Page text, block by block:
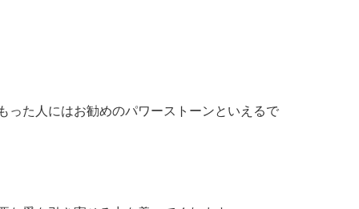
った人にはお勧めのパワーストーンといえるで